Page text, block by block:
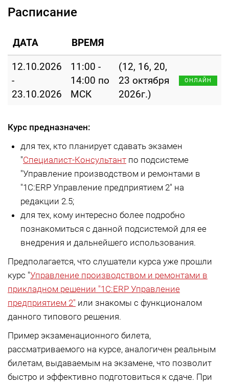
Расписание
ДАТА ВРЕМЯ
12.10.2026
-
23.10.2026
11:00 -
14:00 по
МСК
(12, 16, 20,
23 октября
2026г.)
ОНЛАЙН
Курс предназначен:
для тех, кто планирует сдавать экзамен
"Специалист-Консультант по подсистеме
"Управление производством и ремонтами в
"1С:ERP Управление предприятием 2" на
редакции 2.5;
для тех, кому интересно более подробно
познакомиться с данной подсистемой для ее
внедрения и дальнейшего использования.
Предполагается, что слушатели курса уже прошли
курс "Управление производством и ремонтами в
прикладном решении "1С:ERP Управление
предприятием 2" или знакомы с функционалом
данного типового решения.
Пример экзаменационного билета,
рассматриваемого на курсе, аналогичен реальным
билетам, выдаваемым на экзамене, что позволит
быстро и эффективно подготовиться к сдаче. При